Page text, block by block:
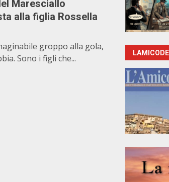
Maresciallo
alla figlia Rossella
groppo alla gola,
Sono i figli che...